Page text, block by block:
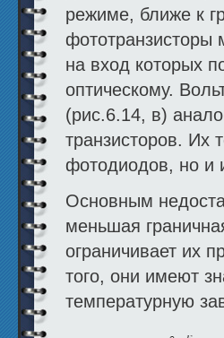
режиме, ближе к
фототранзисторы
на вход которых
оптическому.
(рис.6.14, в)
транзисторов. Их
фотодиодов, но и
Основным
меньшая
ограничивает их
того, они имеют
температурную